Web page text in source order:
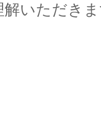
解いただき